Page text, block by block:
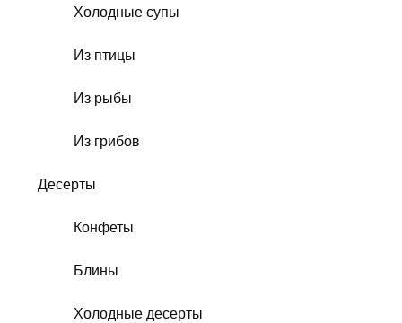
Холодные супы
Из птицы
Из рыбы
Из грибов
Десерты
Конфеты
Блины
Холодные десерты